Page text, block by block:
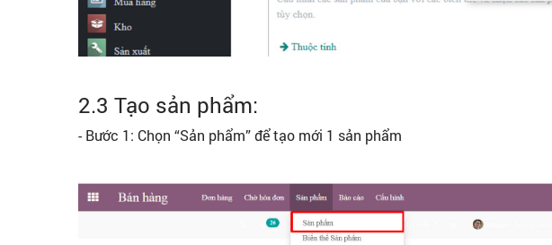
2.3 Tạo sản phẩm:
- Bước 1: Chọn “Sản phẩm” để tạo mới 1 sản phẩm